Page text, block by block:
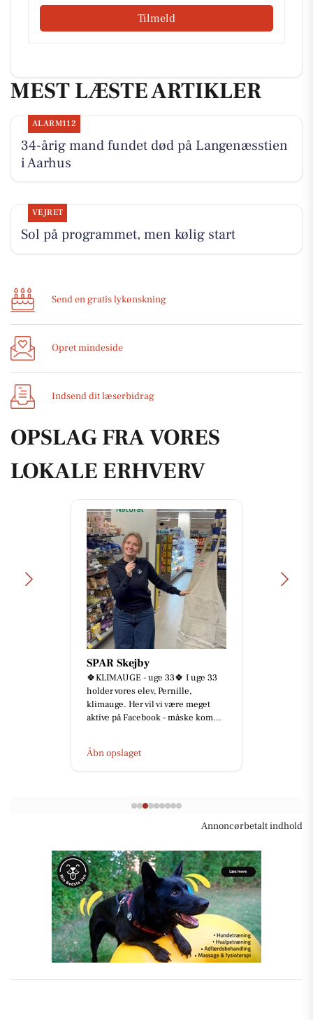
Tilmeld
MEST LÆSTE ARTIKLER
ALARM112
34-årig mand fundet død på Langenæsstien
i Aarhus
VEJRET
Sol på programmet, men kølig start
Send en gratis lykønskning
Opret mindeside
Indsend dit læserbidrag
OPSLAG FRA VORES
LOKALE ERHVERV
Åkrogens Strandkiosk
Lukket i dag, fredag d. 7/8.
Åbn opslaget
Annoncørbetalt indhold